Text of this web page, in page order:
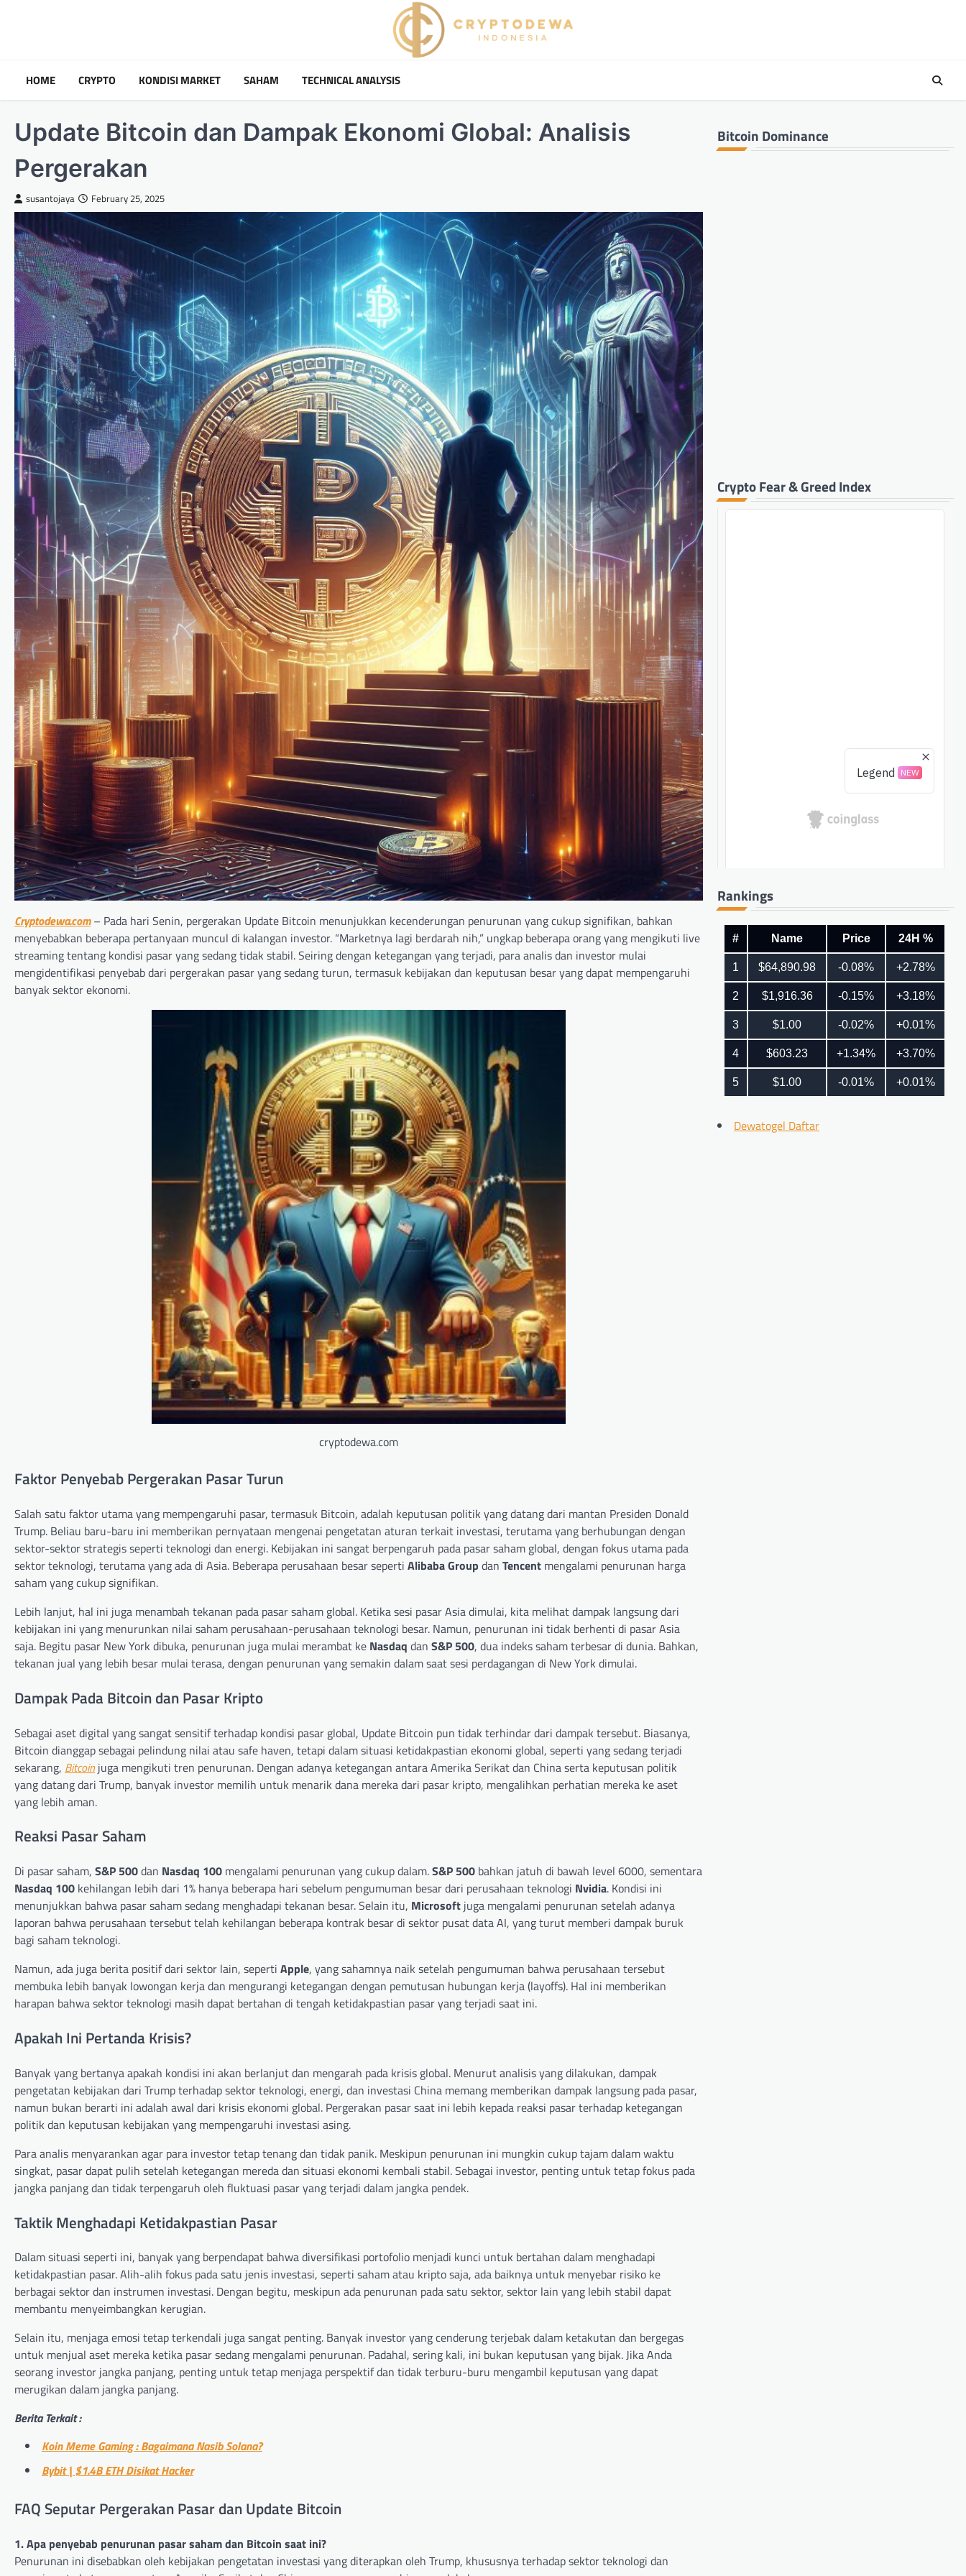
HOME CRYPTO KONDISI MARKET SAHAM TECHNICAL ANALYSIS
Update Bitcoin dan Dampak Ekonomi Global: Analisis
Pergerakan
susantojaya February 25, 2025
Cryptodewa.com– Pada hari Senin, pergerakan Update Bitcoin menunjukkan kecenderungan penurunan yang cukup signifikan, bahkan
menyebabkan beberapa pertanyaan muncul di kalangan investor. “Marketnya lagi berdarah nih,” ungkap beberapa orang yang mengikuti live
streaming tentang kondisi pasar yang sedang tidak stabil. Seiring dengan ketegangan yang terjadi, para analis dan investor mulai
mengidentifikasi penyebab dari pergerakan pasar yang sedang turun, termasuk kebijakan dan keputusan besar yang dapat mempengaruhi
banyak sektor ekonomi.
cryptodewa.com
Faktor Penyebab Pergerakan Pasar Turun
Salah satu faktor utama yang mempengaruhi pasar, termasuk Bitcoin, adalah keputusan politik yang datang dari mantan Presiden Donald
Trump. Beliau baru-baru ini memberikan pernyataan mengenai pengetatan aturan terkait investasi, terutama yang berhubungan dengan
sektor-sektor strategis seperti teknologi dan energi. Kebijakan ini sangat berpengaruh pada pasar saham global, dengan fokus utama pada
sektor teknologi, terutama yang ada di Asia. Beberapa perusahaan besar seperti Alibaba Group dan Tencent mengalami penurunan harga
saham yang cukup signifikan.
Lebih lanjut, hal ini juga menambah tekanan pada pasar saham global. Ketika sesi pasar Asia dimulai, kita melihat dampak langsung dari
kebijakan ini yang menurunkan nilai saham perusahaan-perusahaan teknologi besar. Namun, penurunan ini tidak berhenti di pasar Asia
saja. Begitu pasar New York dibuka, penurunan juga mulai merambat ke Nasdaq dan S&P 500, dua indeks saham terbesar di dunia. Bahkan,
tekanan jual yang lebih besar mulai terasa, dengan penurunan yang semakin dalam saat sesi perdagangan di New York dimulai.
Dampak Pada Bitcoin dan Pasar Kripto
Sebagai aset digital yang sangat sensitif terhadap kondisi pasar global, Update Bitcoin pun tidak terhindar dari dampak tersebut. Biasanya,
Bitcoin dianggap sebagai pelindung nilai atau safe haven, tetapi dalam situasi ketidakpastian ekonomi global, seperti yang sedang terjadi
sekarang, Bitcoinjuga mengikuti tren penurunan. Dengan adanya ketegangan antara Amerika Serikat dan China serta keputusan politik
yang datang dari Trump, banyak investor memilih untuk menarik dana mereka dari pasar kripto, mengalihkan perhatian mereka ke aset
yang lebih aman.
Reaksi Pasar Saham
Di pasar saham, S&P 500dan Nasdaq 100 mengalami penurunan yang cukup dalam.S&P 500 bahkan jatuh di bawah level 6000, sementara
Nasdaq 100 kehilangan lebih dari 1% hanya beberapa hari sebelum pengumuman besar dari perusahaan teknologi Nvidia. Kondisi ini
menunjukkan bahwa pasar saham sedang menghadapi tekanan besar. Selain itu, Microsoft juga mengalami penurunan setelah adanya
laporan bahwa perusahaan tersebut telah kehilangan beberapa kontrak besar di sektor pusat data AI, yang turut memberi dampak buruk
bagi saham teknologi.
Namun, ada juga berita positif dari sektor lain, seperti Apple, yang sahamnya naik setelah pengumuman bahwa perusahaan tersebut
membuka lebih banyak lowongan kerja dan mengurangi ketegangan dengan pemutusan hubungan kerja (layoffs). Hal ini memberikan
harapan bahwa sektor teknologi masih dapat bertahan di tengah ketidakpastian pasar yang terjadi saat ini.
Apakah Ini Pertanda Krisis?
Banyak yang bertanya apakah kondisi ini akan berlanjut dan mengarah pada krisis global. Menurut analisis yang dilakukan, dampak
pengetatan kebijakan dari Trump terhadap sektor teknologi, energi, dan investasi China memang memberikan dampak langsung pada pasar,
namun bukan berarti ini adalah awal dari krisis ekonomi global. Pergerakan pasar saat ini lebih kepada reaksi pasar terhadap ketegangan
politik dan keputusan kebijakan yang mempengaruhi investasi asing.
Para analis menyarankan agar para investor tetap tenang dan tidak panik. Meskipun penurunan ini mungkin cukup tajam dalam waktu
singkat, pasar dapat pulih setelah ketegangan mereda dan situasi ekonomi kembali stabil. Sebagai investor, penting untuk tetap fokus pada
jangka panjang dan tidak terpengaruh oleh fluktuasi pasar yang terjadi dalam jangka pendek.
Taktik Menghadapi Ketidakpastian Pasar
Dalam situasi seperti ini, banyak yang berpendapat bahwa diversifikasi portofolio menjadi kunci untuk bertahan dalam menghadapi
ketidakpastian pasar. Alih-alih fokus pada satu jenis investasi, seperti saham atau kripto saja, ada baiknya untuk menyebar risiko ke
berbagai sektor dan instrumen investasi. Dengan begitu, meskipun ada penurunan pada satu sektor, sektor lain yang lebih stabil dapat
membantu menyeimbangkan kerugian.
Selain itu, menjaga emosi tetap terkendali juga sangat penting. Banyak investor yang cenderung terjebak dalam ketakutan dan bergegas
untuk menjual aset mereka ketika pasar sedang mengalami penurunan. Padahal, sering kali, ini bukan keputusan yang bijak. Jika Anda
seorang investor jangka panjang, penting untuk tetap menjaga perspektif dan tidak terburu-buru mengambil keputusan yang dapat
merugikan dalam jangka panjang.
Berita Terkait :
Koin Meme Gaming : Bagaimana Nasib Solana?
Bybit | $1.4B ETH Disikat Hacker
FAQ Seputar Pergerakan Pasar dan Update Bitcoin
1. Apa penyebab penurunan pasar saham dan Bitcoin saat ini?
Penurunan ini disebabkan oleh kebijakan pengetatan investasi yang diterapkan oleh Trump, khususnya terhadap sektor teknologi dan
Bitcoin Dominance
Crypto Fear & Greed Index
Rankings
Dewatogel Daftar